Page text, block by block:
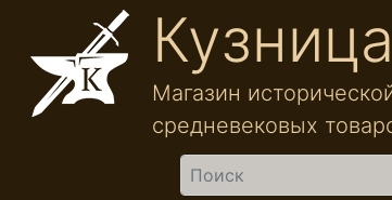
Перейти к основному содержанию
Кузница
Магазин
средневековых
Найти